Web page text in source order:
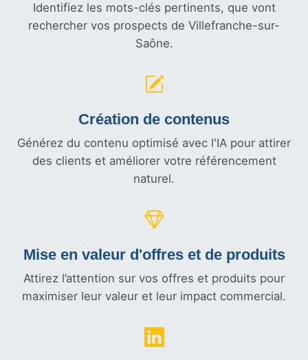
Identifiez les mots-clés pertinents, que vont
rechercher vos prospects de Villefranche-sur-
Saône.
Création de contenus
Générez du contenu optimisé avec l'IA pour attirer
des clients et améliorer votre référencement
naturel.
Mise en valeur d'offres et de produits
Attirez l’attention sur vos offres et produits pour
maximiser leur valeur et leur impact commercial.